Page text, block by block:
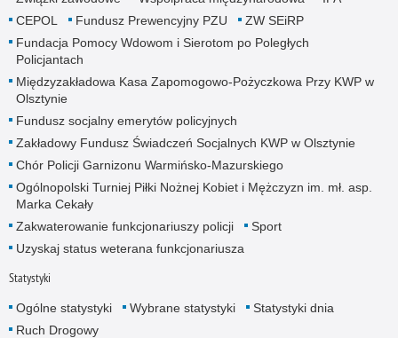
CEPOL
Fundusz Prewencyjny PZU
ZW SEiRP
Fundacja Pomocy Wdowom i Sierotom po Poległych
Policjantach
Międzyzakładowa Kasa Zapomogowo-Pożyczkowa Przy KWP w
Olsztynie
Fundusz socjalny emerytów policyjnych
Zakładowy Fundusz Świadczeń Socjalnych KWP w Olsztynie
Chór Policji Garnizonu Warmińsko-Mazurskiego
Ogólnopolski Turniej Piłki Nożnej Kobiet i Mężczyzn im. mł. asp.
Marka Cekały
Zakwaterowanie funkcjonariuszy policji
Sport
Uzyskaj status weterana funkcjonariusza
Statystyki
Ogólne statystyki Wybrane statystyki
Statystyki dnia
Ruch Drogowy